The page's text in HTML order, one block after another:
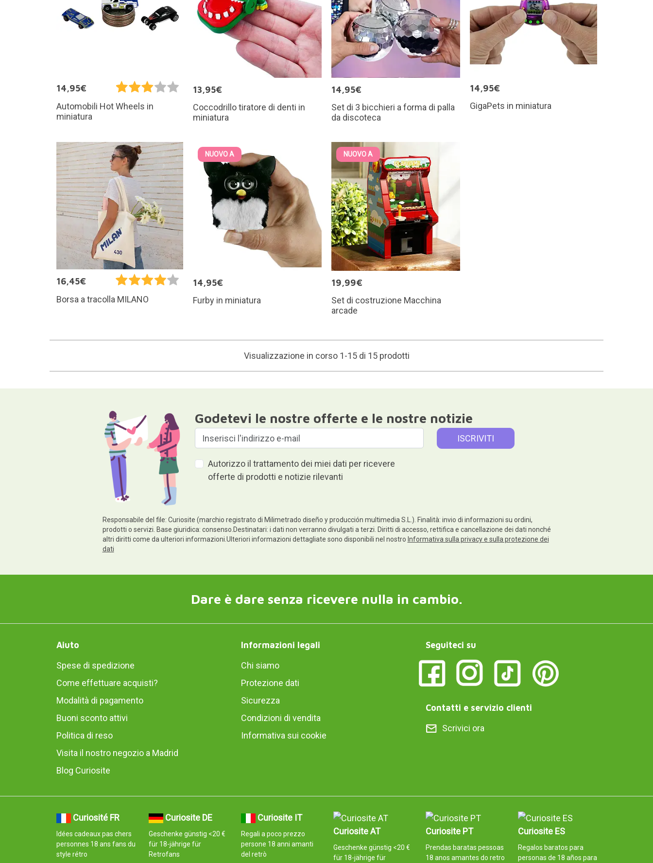
14,95€
Automobili Hot Wheels in
miniatura
13,95€
Coccodrillo tiratore di denti in
miniatura
14,95€
Set di 3 bicchieri a forma di palla
da discoteca
14,95€
GigaPets in miniatura
16,45€
Borsa a tracolla MILANO
NUOVO A
14,95€
Furby in miniatura
NUOVO A
19,99€
Set di costruzione Macchina
arcade
Visualizzazione in corso 1-15 di 15 prodotti
Godetevi le nostre offerte e le nostre notizie
Autorizzo il trattamento dei miei dati per ricevere
offerte di prodotti e notizie rilevanti
Responsabile del file: Curiosite (marchio registrato di Milimetrado diseño y producción multimedia S.L.). Finalità: invio di informazioni su ordini,
prodotti o servizi. Base giuridica: consenso.Destinatari: i dati non verranno divulgati a terzi. Diritti di accesso, rettifica e cancellazione dei dati nonché
altri diritti come da ulteriori informazioni.Ulteriori informazioni dettagliate sono disponibili nel nostro Informativa sulla privacy e sulla protezione dei
dati
Dare è dare senza ricevere nulla in cambio.
Aiuto
Spese di spedizione
Come effettuare acquisti?
Modalità di pagamento
Buoni sconto attivi
Politica di reso
Visita il nostro negozio a Madrid
Blog Curiosite
Informazioni legali
Chi siamo
Protezione dati
Sicurezza
Condizioni di vendita
Informativa sui cookie
Seguiteci su
Contatti e servizio clienti
Scrivici ora
Curiosité FR
Idées cadeaux pas chers
personnes 18 ans fans du
style rétro
Curiosite DE
Geschenke günstig <20 €
für 18-jährige für
Retrofans
Curiosite IT
Regali a poco prezzo
persone 18 anni amanti
del retrò
Curiosite AT
Geschenke günstig <20 €
für 18-jährige für
Curiosite PT
Prendas baratas pessoas
18 anos amantes do retro
Curiosite ES
Regalos baratos para
personas de 18 años para